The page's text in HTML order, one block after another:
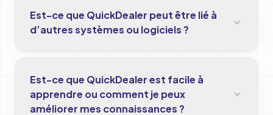
accéder à toute l’information dont vous
aurez besoins, celle-ci étant centraliser sur
votre navigateur Web.
Est-ce que QuickDealer peut être lié à
d’autres systèmes ou logiciels ?
comptabilité, de CRM, gestion d’atelier de
service etc… Nous vous proposons de
Est-ce que QuickDealer est facile à
apprendre ou comment je peux
améliorer mes connaissances ?